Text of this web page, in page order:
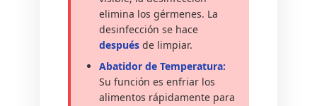
elimina los gérmenes. La
desinfección se hace
despuésde limpiar.
Abatidor de Temperatura:
Su función es enfriar los
alimentos rápidamente para